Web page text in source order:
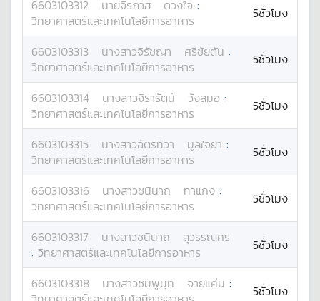
6603103312 นายจิรภาส ดวงใจ :
วิทยาศาสตร์และเทคโนโลยีการอาหาร
5ชั่วโมง
6603103313 นางสาวจิรัชญา ศรีชัยตัน :
วิทยาศาสตร์และเทคโนโลยีการอาหาร
5ชั่วโมง
6603103314 นางสาวจิรารัตน์ วังสมอ :
วิทยาศาสตร์และเทคโนโลยีการอาหาร
5ชั่วโมง
6603103315 นางสาวฉัตรทิวา มูลใจยา :
วิทยาศาสตร์และเทคโนโลยีการอาหาร
5ชั่วโมง
6603103316 นางสาวชนินาถ ทาแกง :
วิทยาศาสตร์และเทคโนโลยีการอาหาร
5ชั่วโมง
6603103317 นางสาวชนินาถ
สุวรรณศร
: วิทยาศาสตร์และเทคโนโลยีการอาหาร 5ชั่วโมง
6603103318 นางสาวชมพูนุท จายแค่น :
5ชั่วโมง